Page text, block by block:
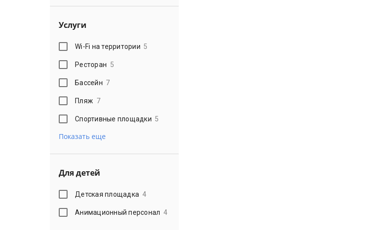
Услуги
Wi-Fi на территории 5
Ресторан 5
Бассейн 7
Пляж 7
Спортивные площадки 5
Показать еще
Для детей
Детская площадка 4
Анимационный персонал 4